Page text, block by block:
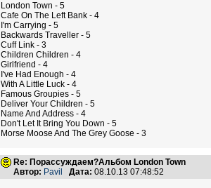
London Town - 5
Cafe On The Left Bank - 4
I'm Carrying - 5
Backwards Traveller - 5
Cuff Link - 3
Children Children - 4
Girlfriend - 4
I've Had Enough - 4
With A Little Luck - 4
Famous Groupies - 5
Deliver Your Children - 5
Name And Address - 4
Don't Let It Bring You Down - 5
Morse Moose And The Grey Goose - 3
Re: Порассуждаем?Альбом London Town
Автор: Pavil Дата: 08.10.13 07:48:52